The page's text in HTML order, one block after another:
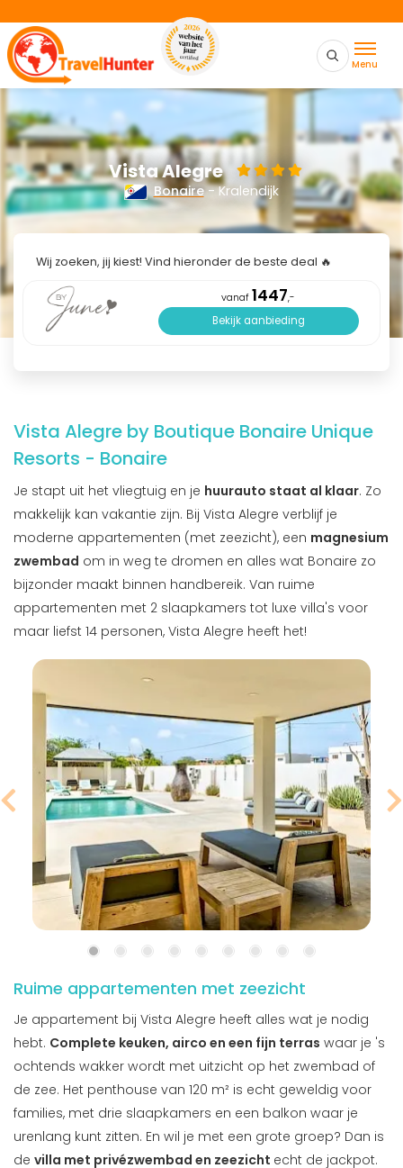
Menu
Vista Alegre
Bonaire- Kralendijk
Wij zoeken, jij kiest! Vind hieronder de beste deal 🔥
vanaf 1447,-
Bekijk aanbieding
Vista Alegre by Boutique Bonaire Unique
Resorts - Bonaire
Je stapt uit het vliegtuig en je huurauto staat al klaar. Zo
makkelijk kan vakantie zijn. Bij Vista Alegre verblijf je
moderne appartementen (met zeezicht), een magnesium
zwembad om in weg te dromen en alles wat Bonaire zo
bijzonder maakt binnen handbereik. Van ruime
appartementen met 2 slaapkamers tot luxe villa's voor
maar liefst 14 personen, Vista Alegre heeft het!
Ruime appartementen met zeezicht
Je appartement bij Vista Alegre heeft alles wat je nodig
hebt. Complete keuken, airco en een fijn terras waar je 's
ochtends wakker wordt met uitzicht op het zwembad of
de zee. Het penthouse van 120 m² is echt geweldig voor
families, met drie slaapkamers en een balkon waar je
urenlang kunt zitten. En wil je met een grote groep? Dan is
de villa met privézwembad en zeezicht echt de jackpot.